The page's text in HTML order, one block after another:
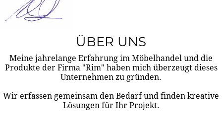
ÜBER UNS
Meine jahrelange Erfahrung im Möbelhandel und die
Produkte der Firma "Rim" haben mich überzeugt dieses
Unternehmen zu gründen.
Wir erfassen gemeinsam den Bedarf und finden kreative
Lösungen für Ihr Projekt.